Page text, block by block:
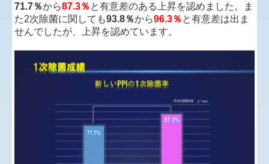
71.7％から87.3％ と有意差のある上昇を認めました。ま
た2次除菌に関しても93.8％から96.3％ と有意差は出ま
せんでしたが、上昇を認めています。